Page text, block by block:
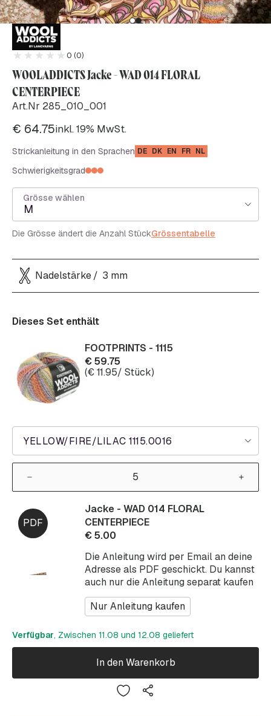
0 (0)
WOOLADDICTS Jacke - WAD 014 FLORAL
CENTERPIECE
Art.Nr 285_010_001
€ 64.75inkl. 19% MwSt.
Strickanleitung in den Sprachen DE DK EN FR NL
Schwierigkeitsgrad
Grösse wählen
M
Die Grösse ändert die Anzahl StückGrössentabelle
Nadelstärke 3 mm
Dieses Set enthält
YELLOW/FIRE/LILAC 1115.0016
FOOTPRINTS - 1115
€59.75
(€11.95/ Stück)
Die Anleitung wird per Email an deine
Adresse als PDF geschickt. Du kannst
auch nur die Anleitung separat kaufen
Nur Anleitung kaufen
Jacke - WAD 014 FLORAL
CENTERPIECE
€5.00
Verfügbar, Zwischen 11.08 und 12.08 geliefert
In den Warenkorb